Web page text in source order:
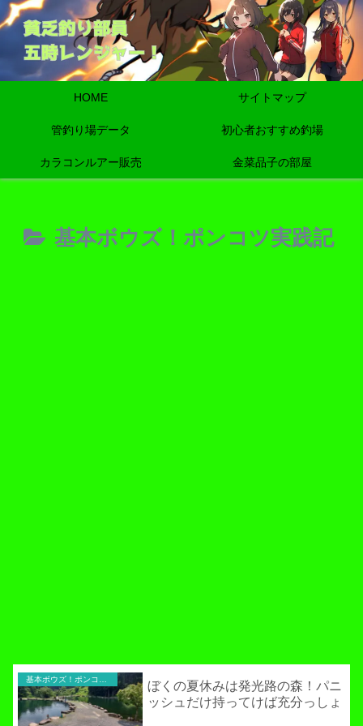
HOME サイトマップ
管釣り場データ 初心者おすすめ釣場
カラコンルアー販売 金菜品子の部屋
基本ボウズ！ポンコツ実践記
ぼくの夏休みは発光路の森！パニ
ッシュだけ持ってけば充分っしょ